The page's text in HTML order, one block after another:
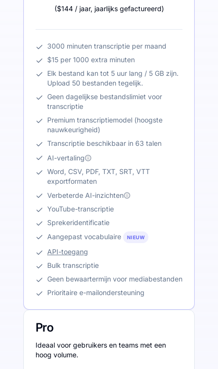
($144 / jaar, jaarlijks gefactureerd)
3000 minuten transcriptie per maand
$15 per 1000 extra minuten
Elk bestand kan tot 5 uur lang / 5 GB zijn.
Upload 50 bestanden tegelijk.
Geen dagelijkse bestandslimiet voor
transcriptie
Premium transcriptiemodel (hoogste
nauwkeurigheid)
Transcriptie beschikbaar in 63 talen
AI-vertaling
Word, CSV, PDF, TXT, SRT, VTT
exportformaten
Verbeterde AI-inzichten
YouTube-transcriptie
Sprekeridentificatie
Aangepast vocabulaire
NIEUW
API-toegang
Bulk transcriptie
Geen bewaartermijn voor mediabestanden
Prioritaire e-mailondersteuning
Pro
Ideaal voor gebruikers en teams met een
hoog volume.